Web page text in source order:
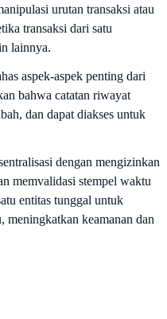
urutan transaksi atau
transaksi dari satu
lainnya.
aspek-aspek penting dari
bahwa catatan riwayat
dan dapat diakses untuk
dengan mengizinkan
memvalidasi stempel waktu
entitas tunggal untuk
meningkatkan keamanan dan